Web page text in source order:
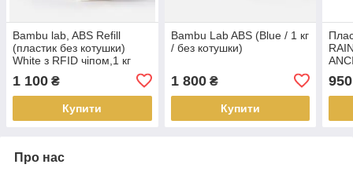
Bambu lab, ABS Refill
(пластик без котушки)
White з RFID чіпом,1 кг
1 100 ₴
Купити
Bambu Lab ABS (Blue / 1 кг
/ без котушки)
1 800₴
Купити
950
Про нас